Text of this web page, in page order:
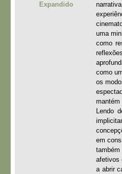
Expandido
uma
como
como
os
mantém
Lendo
em
afetivos
a abrir